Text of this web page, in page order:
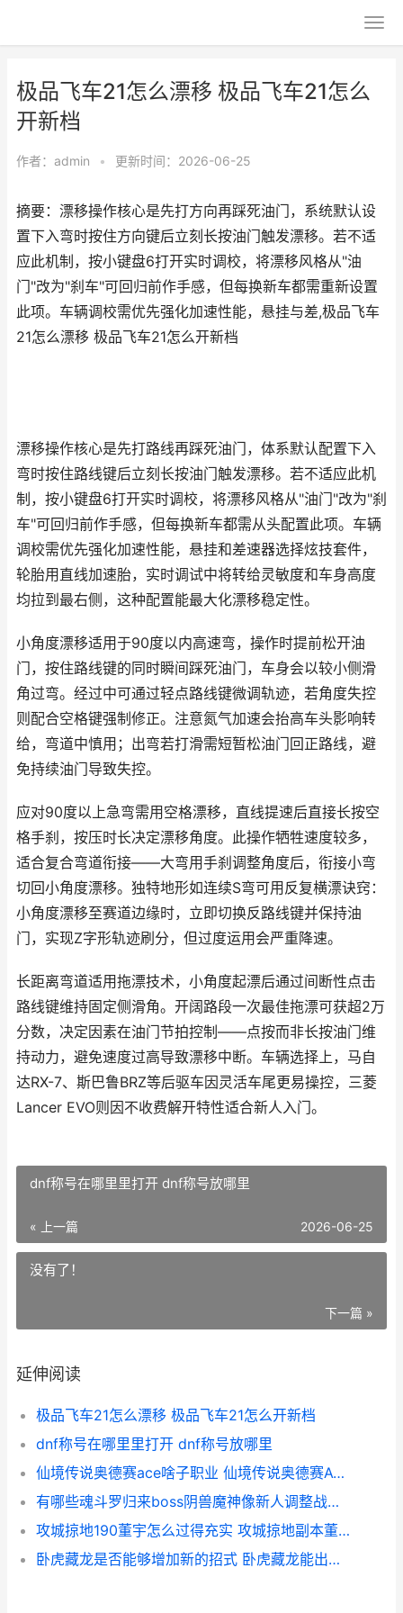
极品飞车21怎么漂移 极品飞车21怎么
开新档
作者： admin • 更新时间：2026-06-25
摘要：漂移操作核心是先打方向再踩死油门，系统默认设
置下入弯时按住方向键后立刻长按油门触发漂移。若不适
应此机制，按小键盘6打开实时调校，将漂移风格从"油
门"改为"刹车"可回归前作手感，但每换新车都需重新设置
此项。车辆调校需优先强化加速性能，悬挂与差,极品飞车
21怎么漂移 极品飞车21怎么开新档
漂移操作核心是先打路线再踩死油门，体系默认配置下入
弯时按住路线键后立刻长按油门触发漂移。若不适应此机
制，按小键盘6打开实时调校，将漂移风格从"油门"改为"刹
车"可回归前作手感，但每换新车都需从头配置此项。车辆
调校需优先强化加速性能，悬挂和差速器选择炫技套件，
轮胎用直线加速胎，实时调试中将转给灵敏度和车身高度
均拉到最右侧，这种配置能最大化漂移稳定性。
小角度漂移适用于90度以内高速弯，操作时提前松开油
门，按住路线键的同时瞬间踩死油门，车身会以较小侧滑
角过弯。经过中可通过轻点路线键微调轨迹，若角度失控
则配合空格键强制修正。注意氮气加速会抬高车头影响转
给，弯道中慎用；出弯若打滑需短暂松油门回正路线，避
免持续油门导致失控。
应对90度以上急弯需用空格漂移，直线提速后直接长按空
格手刹，按压时长决定漂移角度。此操作牺牲速度较多，
适合复合弯道衔接——大弯用手刹调整角度后，衔接小弯
切回小角度漂移。独特地形如连续S弯可用反复横漂诀窍：
小角度漂移至赛道边缘时，立即切换反路线键并保持油
门，实现Z字形轨迹刷分，但过度运用会严重降速。
长距离弯道适用拖漂技术，小角度起漂后通过间断性点击
路线键维持固定侧滑角。开阔路段一次最佳拖漂可获超2万
分数，决定因素在油门节拍控制——点按而非长按油门维
持动力，避免速度过高导致漂移中断。车辆选择上，马自
达RX-7、斯巴鲁BRZ等后驱车因灵活车尾更易操控，三菱
Lancer EVO则因不收费解开特性适合新人入门。
dnf称号在哪里里打开 dnf称号放哪里
« 上一篇 2026-06-25
没有了！
下一篇 »
延伸阅读
极品飞车21怎么漂移 极品飞车21怎么开新档
dnf称号在哪里里打开 dnf称号放哪里
仙境传说奥德赛ace啥子职业 仙境传说奥德赛ACE武器掉落
有哪些魂斗罗归来boss阴兽魔神像新人调整战斗攻略的提议 魂斗罗归来有哪些英雄
攻城掠地190董宇怎么过得充实 攻城掠地副本董卓怎么过
卧虎藏龙是否能够增加新的招式 卧虎藏龙能出什么生肖